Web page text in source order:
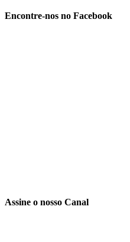
Encontre-nos no Facebook
Assine o nosso Canal